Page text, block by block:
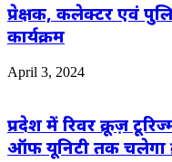
प्रेक्षक, कलेक्टर एवं
कार्यक्रम
April 3, 2024
प्रदेश में रिवर क्रूज़
ऑफ यूनिटी तक चलेगा